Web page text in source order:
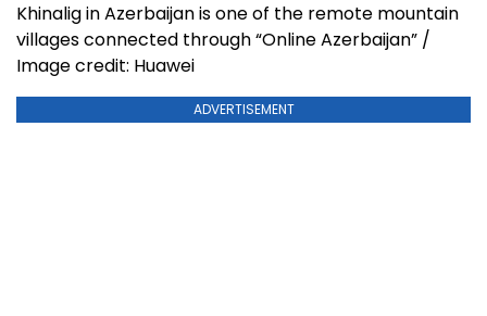
Khinalig in Azerbaijan is one of the remote mountain
villages connected through “Online Azerbaijan” /
Image credit: Huawei
ADVERTISEMENT